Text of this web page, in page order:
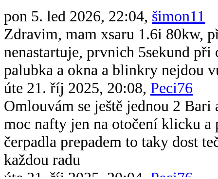
pon 5. led 2026, 22:04, šimon11
Zdravim, mam xsaru 1.6i 80kw,
nenastartuje, prvnich 5sekund
palubka a okna a blinkry nejdou
úte 21. říj 2025, 20:08, Peci76
Omlouvám se ještě jednou 2 Bari
moc nafty jen na otočení klicku a
čerpadla prepadem to taky dost
každou radu